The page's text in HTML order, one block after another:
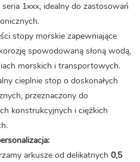
1xxx, idealny do zastosowań
stopy morskie zapewniające
spowodowaną słoną wodą,
morskich i transportowych.
cieplnie stop o doskonałych
przeznaczony do
konstrukcyjnych i ciężkich
arkusze od delikatnych 0,5